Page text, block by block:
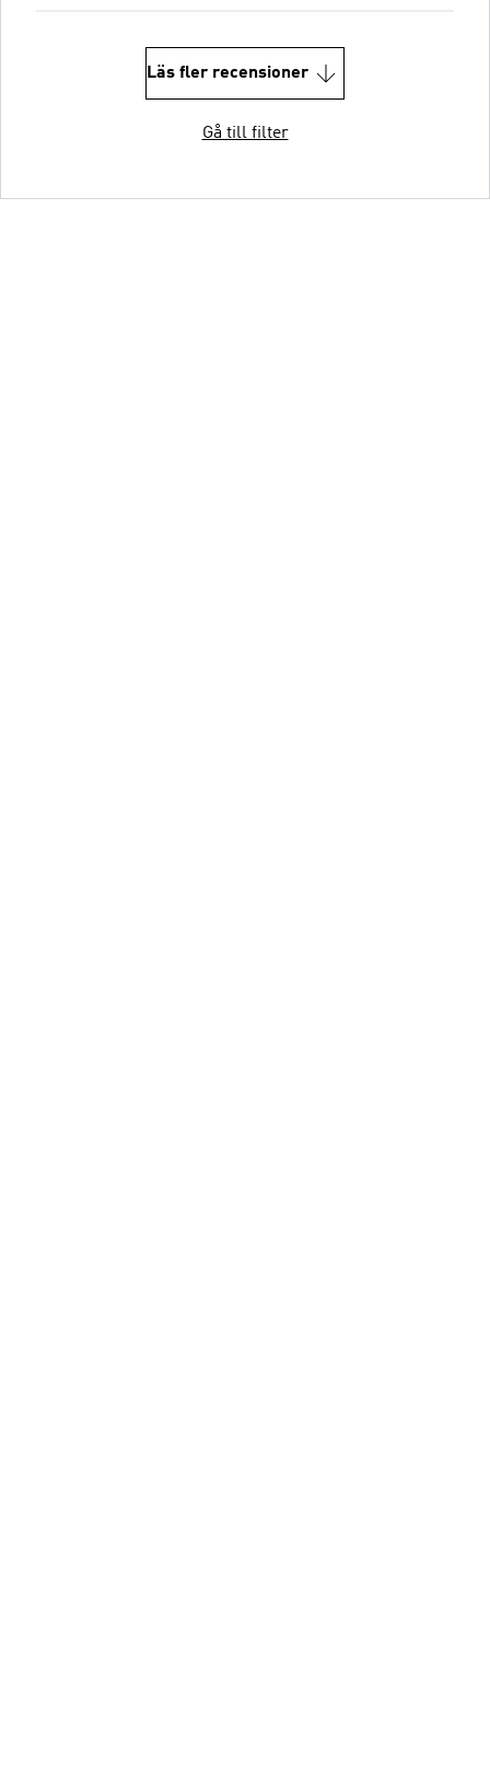
Läs fler recensioner
Gå till filter